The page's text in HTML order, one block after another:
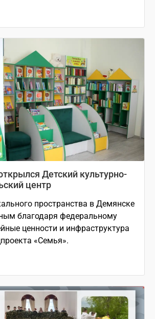
Детский культурно-
центр
пространства в Демянске
благодаря федеральному
ценности и инфраструктура
«Семья».